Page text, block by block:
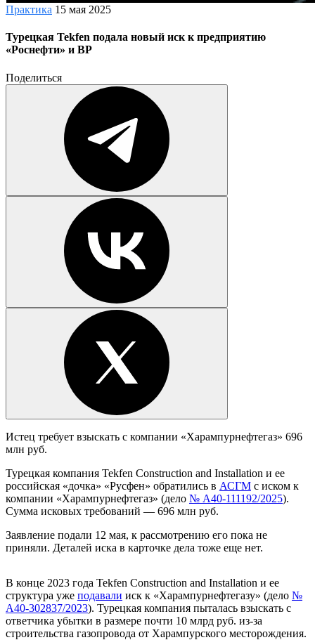
Практика 15 мая 2025
Турецкая Tekfen подала новый иск к предприятию
«Роснефти» и BP
Поделиться
Истец требует взыскать с компании «Харампурнефтегаз» 696
млн руб.
Турецкая компания Tekfen Construction and Installation и ее
российская «дочка» «Русфен» обратились в АСГМ с иском к
компании «Харампурнефтегаз» (дело № А40-111192/2025).
Сумма исковых требований — 696 млн руб.
Заявление подали 12 мая, к рассмотрению его пока не
приняли. Деталей иска в карточке дела тоже еще нет.
В конце 2023 года Tekfen Construction and Installation и ее
структура уже подавали иск к «Харампурнефтегазу» (дело №
А40-302837/2023). Турецкая компания пыталась взыскать с
ответчика убытки в размере почти 10 млрд руб. из-за
строительства газопровода от Харампурского месторождения.